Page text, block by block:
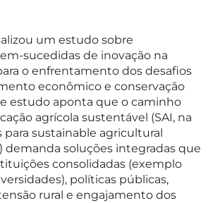
um estudo sobre
sucedidas de inovação na
o enfrentamento dos desafios
econômico e conservação
estudo aponta que o caminho
agrícola sustentável (SAI, na
sustainable agricultural
demanda soluções integradas que
consolidadas (exemplo
políticas públicas,
rural e engajamento dos